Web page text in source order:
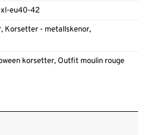
eu40-42
, Korsetter - metallskenor,
korsetter, Outfit moulin rouge